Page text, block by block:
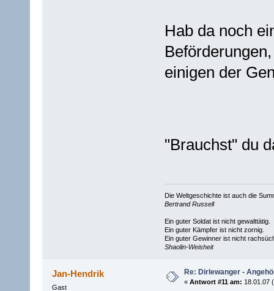
Hab da noch
einigen der
"Brauchst" du
Die Weltgeschichte ist auch die
Bertrand Russell
Ein guter Soldat ist nicht gewalttätig.
Ein guter Kämpfer ist nicht zornig.
Ein guter Gewinner ist nicht
Shaolin-Weisheit
Jan-Hendrik
Gast
Re: Dirlewanger -
« Antwort #11 am: 18.01.07